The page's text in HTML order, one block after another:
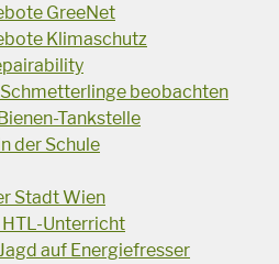
GreeNet
Klimaschutz
beobachten
Tankstelle
der Schule
Stadt Wien
Unterricht
auf Energiefresser